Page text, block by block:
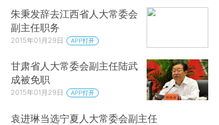
朱秉发辞去江西省人大常委会
副主任职务
2015年01月29日 APP打开
甘肃省人大常委会副主任陆武
成被免职
2015年01月29日 APP打开
袁进琳当选宁夏人大常委会副主任